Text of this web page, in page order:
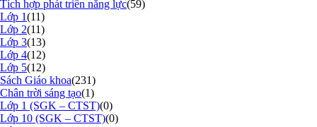
Tích hợp phát triển năng lực(59)
Lớp 1(11)
Lớp 2(11)
Lớp 3(13)
Lớp 4(12)
Lớp 5(12)
Sách Giáo khoa(231)
Chân trời sáng tạo(1)
Lớp 1 (SGK – CTST)(0)
Lớp 10 (SGK – CTST)(0)